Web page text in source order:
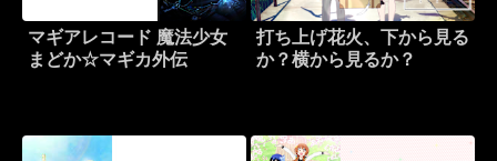
マギアレコード 魔法少女
まどか☆マギカ外伝
打ち上げ花火、下から見る
か？横から見るか？